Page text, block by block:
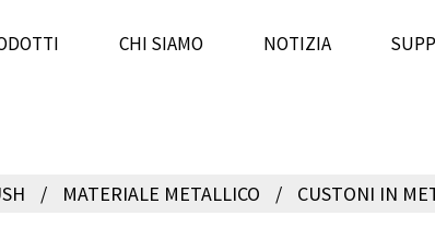
CHI SIAMO NOTIZIA
MATERIALE METALLICO CUSTONI IN